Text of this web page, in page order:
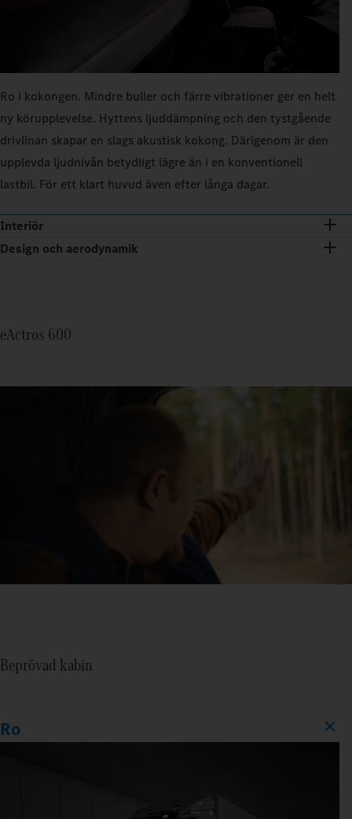
Ro i kokongen. Mindre buller och färre vibrationer ger en helt
ny körupplevelse. Hyttens ljuddämpning och den tystgående
drivlinan skapar en slags akustisk kokong. Därigenom är den
upplevda ljudnivån betydligt lägre än i en konventionell
lastbil. För ett klart huvud även efter långa dagar.
Interiör
Design och aerodynamik
eActros 600
Beprövad kabin
Ro